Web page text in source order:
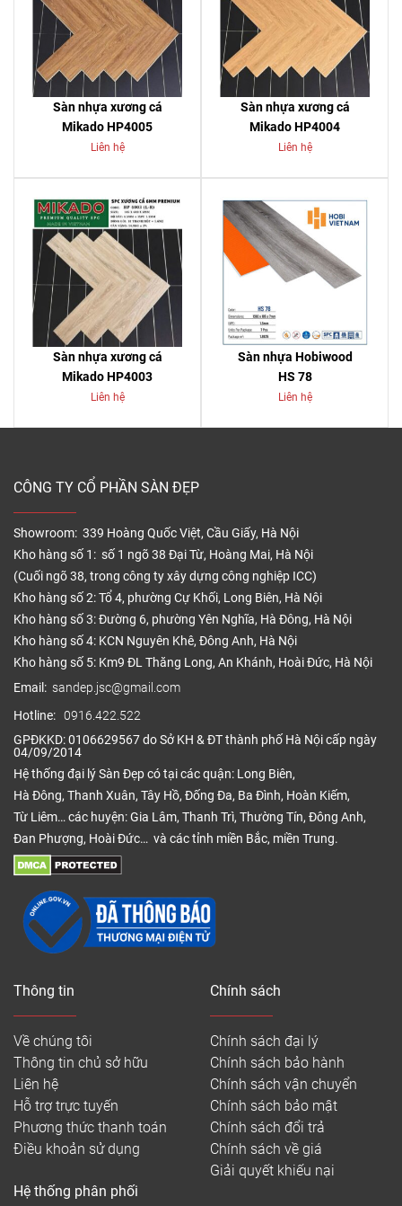
Sàn nhựa xương cá
Mikado HP4005
Liên hệ
Sàn nhựa xương cá
Mikado HP4004
Liên hệ
Sàn nhựa xương cá
Mikado HP4003
Liên hệ
Sàn nhựa Hobiwood
HS 78
Liên hệ
CÔNG TY CỔ PHẦN SÀN ĐẸP
Showroom: 339 Hoàng Quốc Việt, Cầu Giấy, Hà Nội
Kho hàng số 1: số 1 ngõ 38 Đại Từ, Hoàng Mai, Hà Nội
(Cuối ngõ 38, trong công ty xây dựng công nghiệp ICC)
Kho hàng số 2: Tổ 4, phường Cự Khối, Long Biên, Hà Nội
Kho hàng số 3: Đường 6, phường Yên Nghĩa, Hà Đông, Hà Nội
Kho hàng số 4: KCN Nguyên Khê, Đông Anh, Hà Nội
Kho hàng số 5: Km9 ĐL Thăng Long, An Khánh, Hoài Đức, Hà Nội
Email: sandep.jsc@gmail.com
Hotline: 0916.422.522
GPĐKKD: 0106629567 do Sở KH & ĐT thành phố Hà Nội cấp ngày
04/09/2014
Hệ thống đại lý Sàn Đẹp có tại các quận: Long Biên,
Hà Đông, Thanh Xuân, Tây Hồ, Đống Đa, Ba Đình, Hoàn Kiếm,
Từ Liêm… các huyện: Gia Lâm, Thanh Trì, Thường Tín, Đông Anh,
Đan Phượng, Hoài Đức… và các tỉnh miền Bắc, miền Trung.
Thông tin
Về chúng tôi
Thông tin chủ sở hữu
Liên hệ
Hỗ trợ trực tuyến
Phương thức thanh toán
Điều khoản sử dụng
Chính sách
Chính sách đại lý
Chính sách bảo hành
Chính sách vận chuyển
Chính sách bảo mật
Chính sách đổi trả
Chính sách về giá
Giải quyết khiếu nại
Hệ thống phân phối